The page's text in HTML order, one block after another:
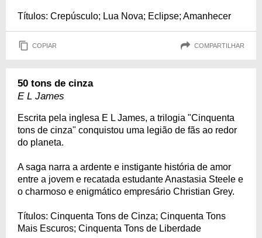
Títulos: Crepúsculo; Lua Nova; Eclipse; Amanhecer
COPIAR COMPARTILHAR
50 tons de cinza
E L James
Escrita pela inglesa E L James, a trilogia "Cinquenta
tons de cinza" conquistou uma legião de fãs ao redor
do planeta.
A saga narra a ardente e instigante história de amor
entre a jovem e recatada estudante Anastasia Steele e
o charmoso e enigmático empresário Christian Grey.
Títulos: Cinquenta Tons de Cinza; Cinquenta Tons
Mais Escuros; Cinquenta Tons de Liberdade